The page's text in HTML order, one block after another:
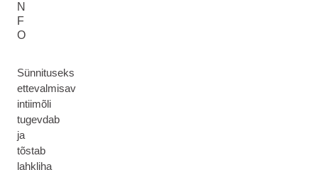
N
F
O
Sünnituseks
ettevalmisav
intiimõli
tugevdab
ja
tõstab
lahkliha